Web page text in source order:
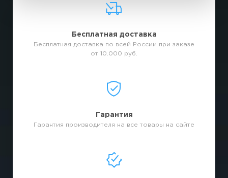
Бесплатная доставка
Бесплатная доставка по всей России при заказе
от 10.000 руб.
Гарантия
Гарантия производителя на все товары на сайте